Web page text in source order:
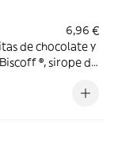
6,96 €
de chocolate y
®, sirope de